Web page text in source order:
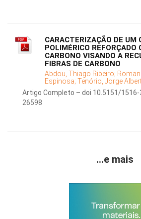
CARACTERIZAÇÃO DE UM
POLIMÉRICO REFORÇADO
CARBONO VISANDO A
FIBRAS DE CARBONO
Abdou, Thiago Ribeiro;
Espinosa; Tenório, Jorge
Artigo Completo – doi 10.5151/1516-
26598
...e mais